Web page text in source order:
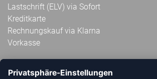
Lastschrift (ELV) via Sofort
Kreditkarte
Rechnungskauf via Klarna
Vorkasse
ABONNIERE JETZT DEN KOSTENLOSEN